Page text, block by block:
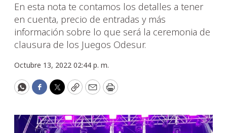
En esta nota te contamos los detalles a tener
en cuenta, precio de entradas y más
información sobre lo que será la ceremonia de
clausura de los Juegos Odesur.
Octubre 13, 2022 02:44 p. m.
WhatsApp
Facebook
Twitter
CopyEmailPrint